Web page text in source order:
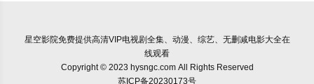
星空影院免费提供高清VIP电视剧全集、动漫、综艺、无删减电影大全在
线观看
Copyright © 2023 hysngc.com All Rights Reserved
苏ICP备20230173号